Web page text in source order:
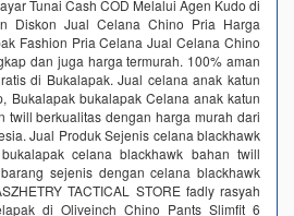
Tunai Cash COD Melalui Agen Kudo di
Diskon Jual Celana Chino Pria Harga
Fashion Pria Celana Jual Celana Chino
dan juga harga termurah. 100% aman
di Bukalapak. Jual celana anak katun
Bukalapak bukalapak Celana anak katun
twill berkualitas dengan harga murah dari
Jual Produk Sejenis celana blackhawk
celana blackhawk bahan twill
sejenis dengan celana blackhawk
TACTICAL STORE fadly rasyah
di Oliveinch Chino Pants Slimfit 6